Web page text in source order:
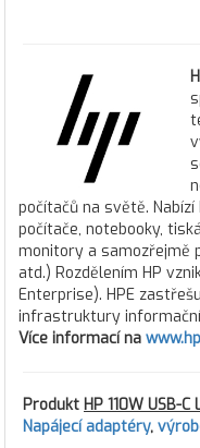
počítačů na světě.
počítače, notebooky,
monitory a samozřejmě
atd.) Rozdělením HP
Enterprise). HPE
infrastruktury
Více informací na
Produkt HP 110W USB-
Napájecí adaptéry,